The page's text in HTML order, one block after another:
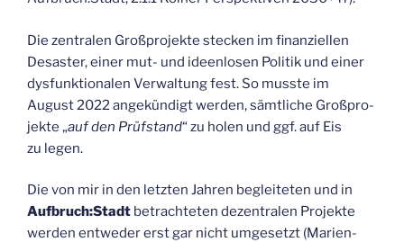
Die zen­tra­len Groß­pro­jek­te ste­cken im finan­zi­el­len
Desas­ter, einer mut- und ideen­lo­sen Poli­tik und einer
dys­funk­tio­na­len Ver­wal­tung fest. So muss­te im
August 2022 ange­kün­digt wer­den, sämt­li­che Groß­pro­
jek­te „auf den Prüf­stand“ zu holen und ggf. auf Eis
zu legen.
Die von mir in den letz­ten Jah­ren beglei­te­ten und in
Aufbruch:Stadt betrach­te­ten dezen­tra­len Pro­jek­te
wer­den ent­we­der erst gar nicht umge­setzt (Mari­en­